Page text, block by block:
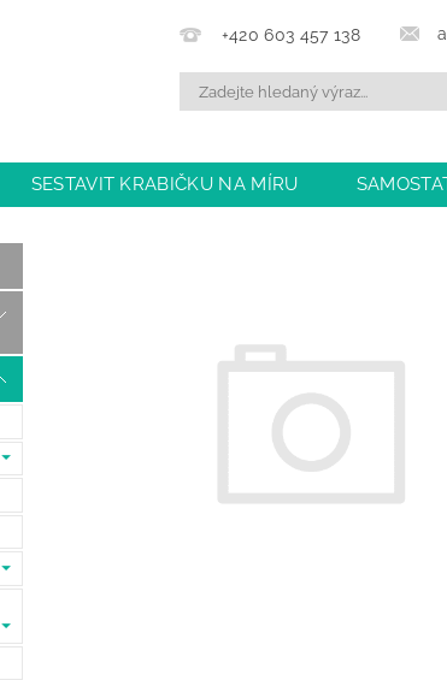
+420 603 457 138
SESTAVIT KRABIČKU NA MÍRU